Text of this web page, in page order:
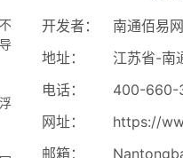
开发者：
南通佰易
地址：
江苏省-南
电话：
400-660-
网址：
https://
邮箱：